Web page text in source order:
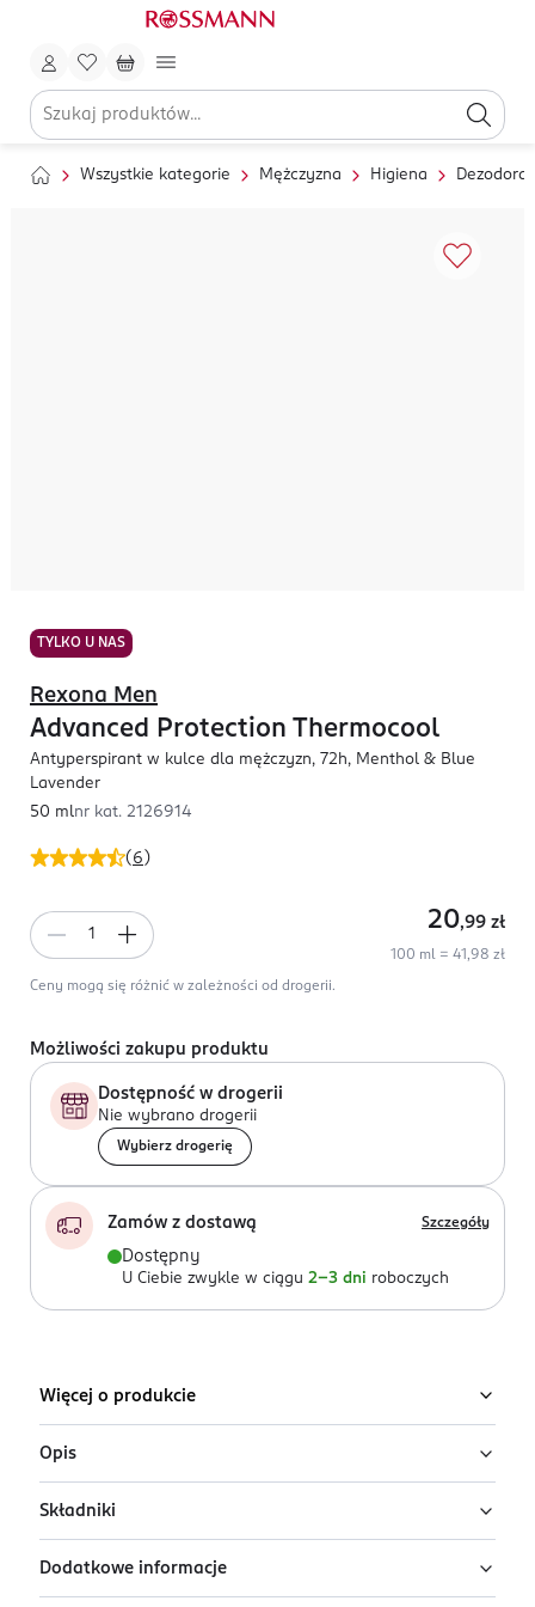
Wszystkie kategorie Mężczyzna Higiena
TYLKO U NAS
( 6 )
Rexona Men
Advanced Protection Thermocool
Antyperspirant w kulce dla mężczyzn, 72h, Menthol & Blue
Lavender
50 mlnr kat. 2126914
20,99 zł
100 ml = 41,98 zł
Ceny mogą się różnić w zależności od drogerii.
Możliwości zakupu produktu
Dostępność w drogerii
Nie wybrano drogerii
Wybierz drogerię
Zamów z dostawą Szczegóły
Dostępny
U Ciebie zwykle w ciągu 2-3 dni roboczych
Więcej o produkcie
Opis
Zapewnij sobie uczucie chłodzenia i świeżości dzięki
kompaktowej formule Thermocool z mentolem i
eukaliptusem. Technologia MotionSense™ aktywuje
zapach przy każdym ruchu, oferując 72h skutecznej
Składniki
Ingredients: : AQUA, ALUMINUM
SESQUICHLOROHYDRATE, STEARETH-2, PPG-15 STEARYL
Dodatkowe informacje